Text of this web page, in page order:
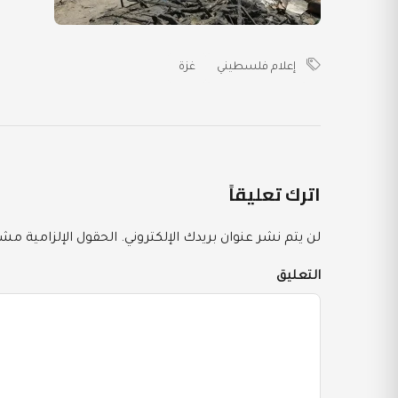
إعلام فلسطيني غزة
اترك تعليقاً
لن يتم نشر عنوان بريدك الإلكتروني. الحقول الإلزامية
التعليق